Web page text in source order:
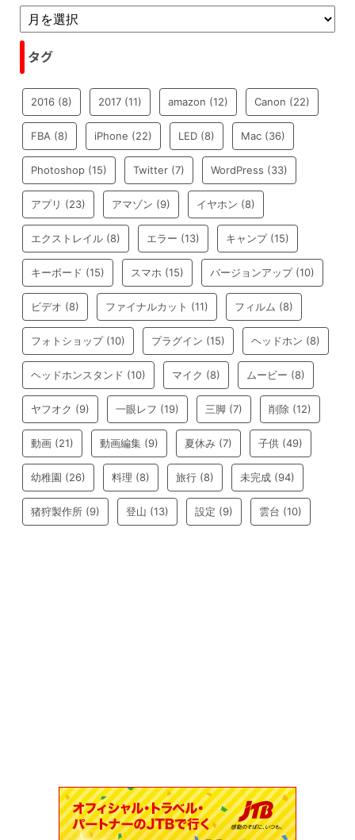
タグ
2016 (8) 2017 (11) amazon (12) Canon (22)
FBA (8) iPhone (22) LED (8) Mac (36)
Photoshop (15) Twitter (7) WordPress (33)
アプリ (23) アマゾン (9) イヤホン (8)
エクストレイル (8) エラー (13) キャンプ(15)
キーボード (15) スマホ (15) バージョンアップ(10)
ビデオ (8) ファイナルカット (11) フィルム (8)
フォトショップ(10) プラグイン (15) ヘッドホン (8)
ヘッドホンスタンド (10) マイク (8) ムービー (8)
ヤフオク (9) 一眼レフ (19) 三脚 (7) 削除 (12)
動画 (21) 動画編集 (9) 夏休み (7) 子供 (49)
幼稚園 (26) 料理 (8) 旅行 (8) 未完成 (94)
猪狩製作所 (9) 登山 (13) 設定 (9) 雲台 (10)